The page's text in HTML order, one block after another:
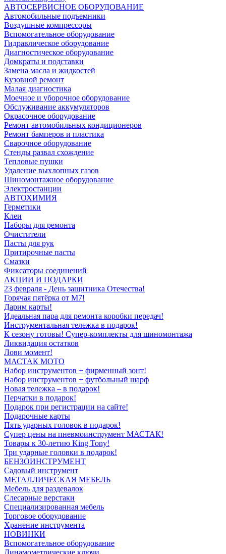
АВТОСЕРВИСНОЕ ОБОРУДОВАНИЕ
Автомобильные подъемники
Воздушные компрессоры
Вспомогательное оборудование
Гидравлическое оборудование
Диагностическое оборудование
Домкраты и подставки
Замена масла и жидкостей
Кузовной ремонт
Малая диагностика
Моечное и уборочное оборудование
Обслуживание аккумуляторов
Окрасочное оборудование
Ремонт автомобильных кондиционеров
Ремонт бамперов и пластика
Сварочное оборудование
Стенды развал схождение
Тепловые пушки
Удаление выхлопных газов
Шиномонтажное оборудование
Электростанции
АВТОХИМИЯ
Герметики
Клеи
Наборы для ремонта
Очистители
Пасты для рук
Притирочные пасты
Смазки
Фиксаторы соединений
АКЦИИ И ПОДАРКИ
23 февраля - День защитника Отечества!
Горячая пятёрка от M7!
Дарим карты!
Идеальная пара для ремонта коробки передач!
Инструментальная тележка в подарок!
К сезону готовы! Супер-комплекты для шиномонтажа
Ликвидация остатков
Лови момент!
МАСТАК МОТО
Набор инструментов + фирменный зонт!
Набор инструментов + футбольный шарф
Новая тележка – в подарок!
Перчатки в подарок!
Подарок при регистрации на сайте!
Подарочные карты
Пять ударных головок в подарок!
Супер цены на пневмоинструмент МАСТАК!
Товары к 30-летию King Tony!
Три ударные головки в подарок!
БЕНЗОИНСТРУМЕНТ
Садовый инструмент
МЕТАЛЛИЧЕСКАЯ МЕБЕЛЬ
Мебель для раздевалок
Слесарные верстаки
Специализированная мебель
Торговое оборудование
Хранение инструмента
НОВИНКИ
Вспомогательное оборудование
Динамометрические ключи